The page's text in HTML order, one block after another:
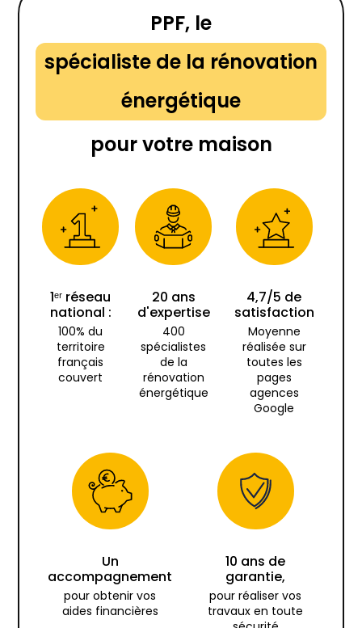
PPF, le
spécialiste de la rénovation
énergétique
pour votre maison
1ᵉʳ réseau
national :
100% du
territoire
français
couvert
20 ans
d'expertise
400
spécialistes
de la
rénovation
énergétique
4,7/5 de
satisfaction
Moyenne
réalisée sur
toutes les
pages
agences
Google
Un
accompagnement
pour obtenir vos
aides financières
10 ans de
garantie,
pour réaliser vos
travaux en toute